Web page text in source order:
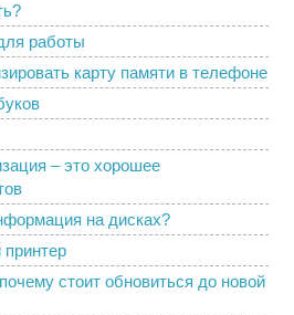
работы
карту памяти в телефоне
– это хорошее
на дисках?
стоит обновиться до новой